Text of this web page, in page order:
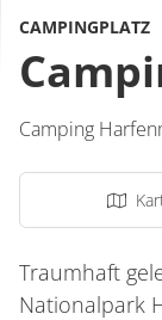
CAMPINGPLATZ
Camping
Traumhaft
Nationalpark